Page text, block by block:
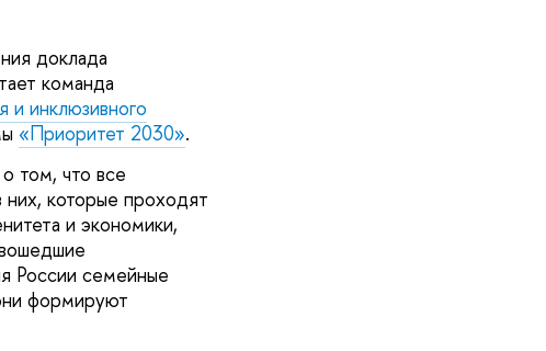
доклада
команда
и инклюзивного
«Приоритет 2030».
том, что все
которые проходят
и экономики,
России семейные
формируют